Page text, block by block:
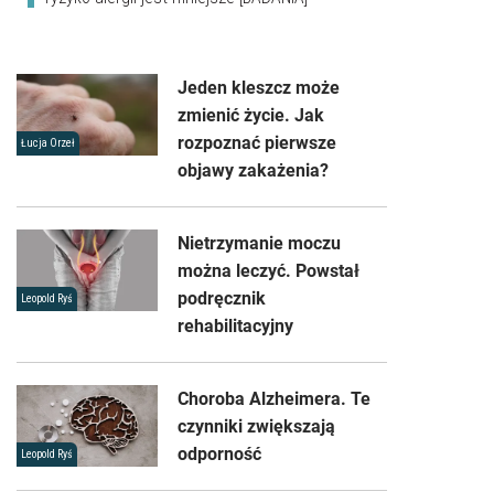
Łucja Orzeł
Jeden kleszcz może
zmienić życie. Jak
rozpoznać pierwsze
objawy zakażenia?
Leopold Ryś
Nietrzymanie moczu
można leczyć. Powstał
podręcznik
rehabilitacyjny
Leopold Ryś
Choroba Alzheimera. Te
czynniki zwiększają
odporność